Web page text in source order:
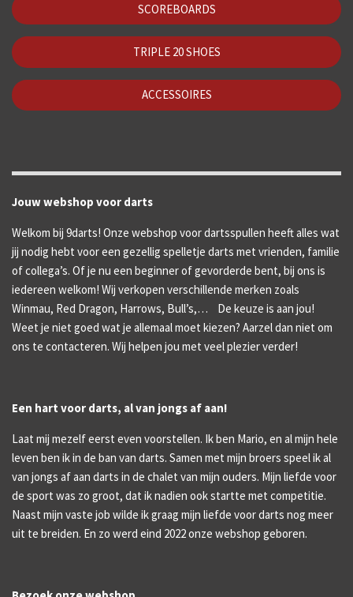
SCOREBOARDS
TRIPLE 20 SHOES
ACCESSOIRES
Jouw webshop voor darts
Welkom bij 9darts! Onze webshop voor dartsspullen heeft alles wat
jij nodig hebt voor een gezellig spelletje darts met vrienden, familie
of collega’s. Of je nu een beginner of gevorderde bent, bij ons is
iedereen welkom! Wij verkopen verschillende merken zoals
Winmau, Red Dragon, Harrows, Bull’s,… De keuze is aan jou!
Weet je niet goed wat je allemaal moet kiezen? Aarzel dan niet om
ons te contacteren. Wij helpen jou met veel plezier verder!
Een hart voor darts, al van jongs af aan!
Laat mij mezelf eerst even voorstellen. Ik ben Mario, en al mijn hele
leven ben ik in de ban van darts. Samen met mijn broers speel ik al
van jongs af aan darts in de chalet van mijn ouders. Mijn liefde voor
de sport was zo groot, dat ik nadien ook startte met competitie.
Naast mijn vaste job wilde ik graag mijn liefde voor darts nog meer
uit te breiden. En zo werd eind 2022 onze webshop geboren.